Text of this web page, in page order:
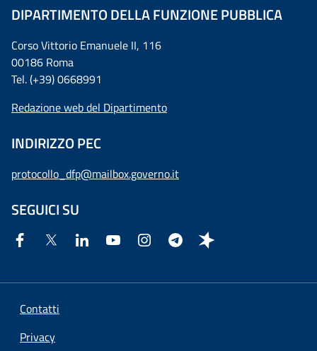
DIPARTIMENTO DELLA FUNZIONE PUBBLICA
Corso Vittorio Emanuele II, 116
00186 Roma
Tel. (+39) 0668991
Redazione web del Dipartimento
INDIRIZZO PEC
protocollo_dfp@mailbox.governo.it
SEGUICI SU
Contatti
Privacy